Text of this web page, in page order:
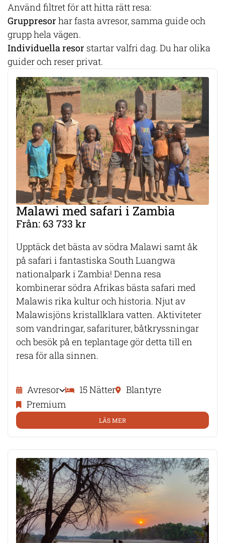
Använd filtret för att hitta rätt resa:
Gruppresor har fasta avresor, samma guide och
grupp hela vägen.
Individuella resor startar valfri dag. Du har olika
guider och reser privat.
Malawi med safari i Zambia
Från: 63 733 kr
Upptäck det bästa av södra Malawi samt åk
på safari i fantastiska South Luangwa
nationalpark i Zambia! Denna resa
kombinerar södra Afrikas bästa safari med
Malawis rika kultur och historia. Njut av
Malawisjöns kristallklara vatten. Aktiviteter
som vandringar, safariturer, båtkryssningar
och besök på en teplantage gör detta till en
resa för alla sinnen.
Avresor 15 Nätter
Blantyre
Premium
LÄS MER